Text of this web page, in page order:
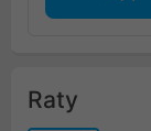
Raty